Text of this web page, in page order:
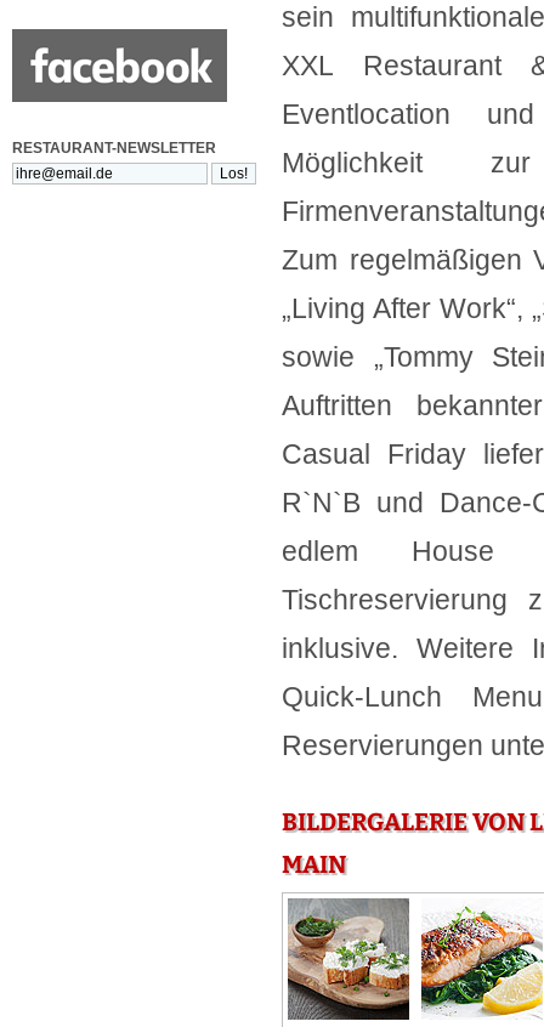
RESTAURANT-NEWSLETTER
sein
XXL Restaurant
Eventlocation
Möglichkeit
Zum regelmäßigen
„Living After Work“,
sowie „Tommy
Auftritten
Casual Friday
R`N`B und
edlem House
Tischreservierung
inklusive. Weitere
Quick-Lunch
Reservierungen
BILDERGALERIE VON
MAIN